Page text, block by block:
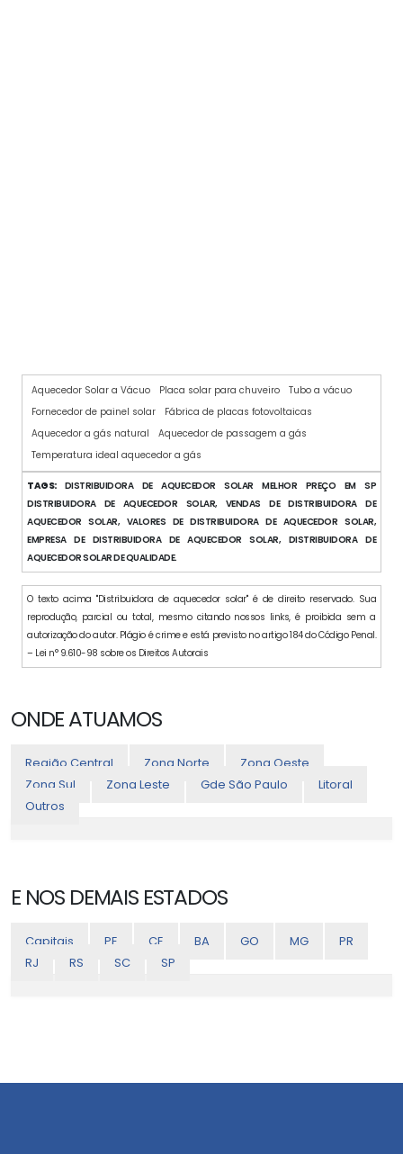
Aquecedor Solar a Vácuo Placa solar para chuveiro
Tubo a vácuo
Fornecedor de painel solar
Fábrica de placas fotovoltaicas
Aquecedor a gás natural
Aquecedor de passagem a gás
Temperatura ideal aquecedor a gás
TAGS:DISTRIBUIDORA DE AQUECEDOR SOLAR MELHOR PREÇO EM SP
DISTRIBUIDORA DE AQUECEDOR SOLAR, VENDAS DE DISTRIBUIDORA DE
AQUECEDOR SOLAR, VALORES DE DISTRIBUIDORA DE AQUECEDOR SOLAR,
EMPRESA DE DISTRIBUIDORA DE AQUECEDOR SOLAR, DISTRIBUIDORA DE
AQUECEDOR SOLAR DE QUALIDADE.
O texto acima "Distribuidora de aquecedor solar" é de direito reservado. Sua
reprodução, parcial ou total, mesmo citando nossos links, é proibida sem a
autorização do autor. Plágio é crime e está previsto no artigo 184 do Código Penal.
– Lei n° 9.610-98 sobre os Direitos Autorais
ONDE ATUAMOS
Região Central Zona Norte
Zona Oeste
Zona Sul
Zona Leste Gde São Paulo
Litoral
Outros
E NOS DEMAIS ESTADOS
Capitais PE CE BA GO MG
PR
RJ
RS SC SP